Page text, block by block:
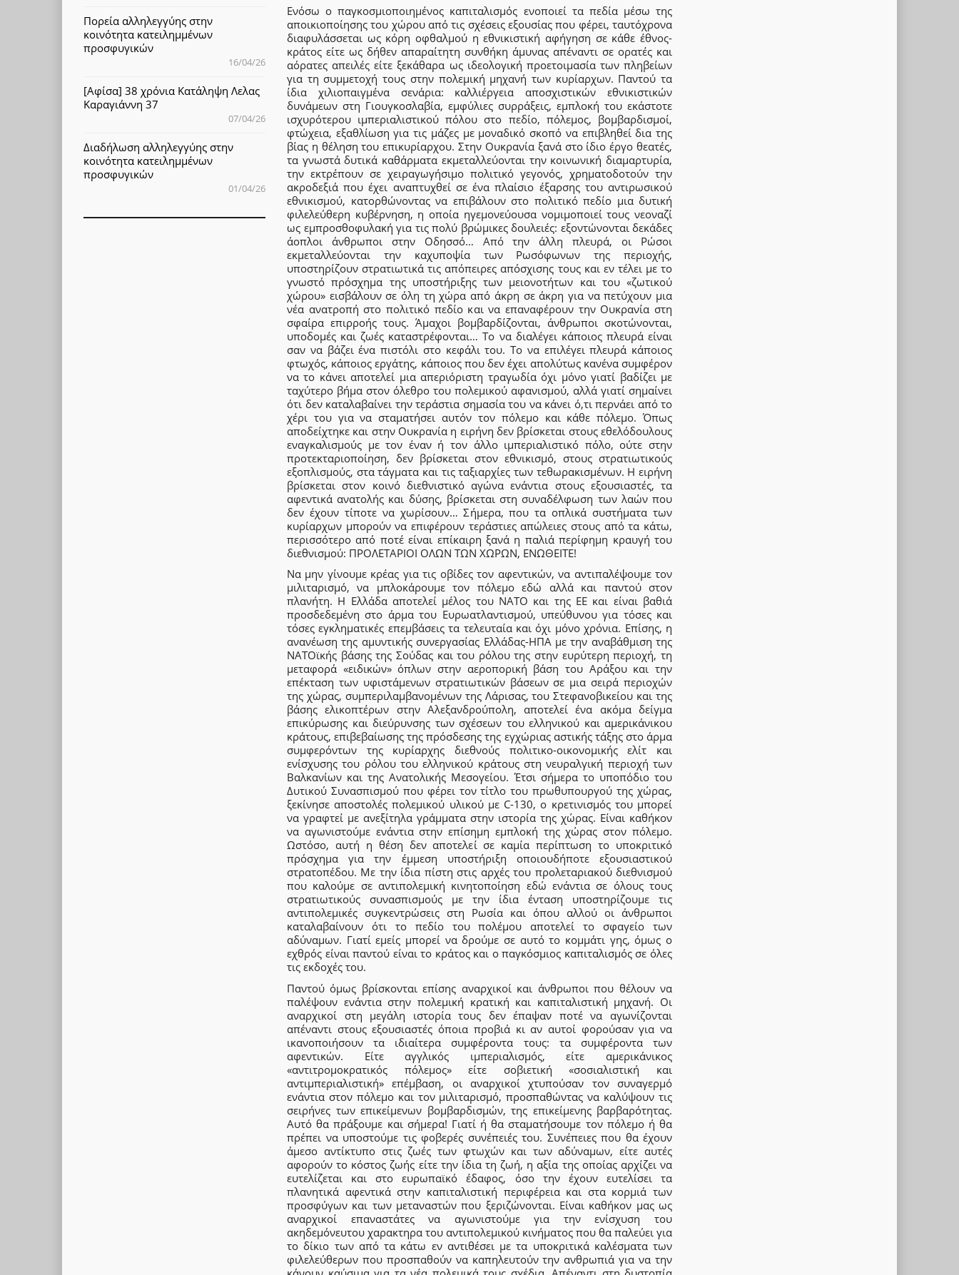
Ενόσω ο παγκοσμιοποιημένος καπιταλισμός ενοποιεί τα πεδία μέσω της
αποικιοποίησης του χώρου από τις σχέσεις εξουσίας που φέρει, ταυτόχρονα
διαφυλάσσεται ως κόρη οφθαλμού η εθνικιστική αφήγηση σε κάθε έθνος-
κράτος είτε ως δήθεν απαραίτητη συνθήκη άμυνας απέναντι σε ορατές και
αόρατες απειλές είτε ξεκάθαρα ως ιδεολογική προετοιμασία των πληβείων
για τη συμμετοχή τους στην πολεμική μηχανή των κυρίαρχων. Παντού τα
ίδια χιλιοπαιγμένα σενάρια: καλλιέργεια αποσχιστικών εθνικιστικών
δυνάμεων στη Γιουγκοσλαβία, εμφύλιες συρράξεις, εμπλοκή του εκάστοτε
ισχυρότερου ιμπεριαλιστικού πόλου στο πεδίο, πόλεμος, βομβαρδισμοί,
φτώχεια, εξαθλίωση για τις μάζες με μοναδικό σκοπό να επιβληθεί δια της
βίας η θέληση του επικυρίαρχου. Στην Ουκρανία ξανά στο ίδιο έργο θεατές,
τα γνωστά δυτικά καθάρματα εκμεταλλεύονται την κοινωνική διαμαρτυρία,
την εκτρέπουν σε χειραγωγήσιμο πολιτικό γεγονός, χρηματοδοτούν την
ακροδεξιά που έχει αναπτυχθεί σε ένα πλαίσιο έξαρσης του αντιρωσικού
εθνικισμού, κατορθώνοντας να επιβάλουν στο πολιτικό πεδίο μια δυτική
φιλελεύθερη κυβέρνηση, η οποία ηγεμονεύουσα νομιμοποιεί τους νεοναζί
ως εμπροσθοφυλακή για τις πολύ βρώμικες δουλειές: εξοντώνονται δεκάδες
άοπλοι άνθρωποι στην Οδησσό… Από την άλλη πλευρά, οι Ρώσοι
εκμεταλλεύονται την καχυποψία των Ρωσόφωνων της περιοχής,
υποστηρίζουν στρατιωτικά τις απόπειρες απόσχισης τους και εν τέλει με το
γνωστό πρόσχημα της υποστήριξης των μειονοτήτων και του «ζωτικού
χώρου» εισβάλουν σε όλη τη χώρα από άκρη σε άκρη για να πετύχουν μια
νέα ανατροπή στο πολιτικό πεδίο και να επαναφέρουν την Ουκρανία στη
σφαίρα επιρροής τους. Άμαχοι βομβαρδίζονται, άνθρωποι σκοτώνονται,
υποδομές και ζωές καταστρέφονται… Το να διαλέγει κάποιος πλευρά είναι
σαν να βάζει ένα πιστόλι στο κεφάλι του. Το να επιλέγει πλευρά κάποιος
φτωχός, κάποιος εργάτης, κάποιος που δεν έχει απολύτως κανένα συμφέρον
να το κάνει αποτελεί μια απεριόριστη τραγωδία όχι μόνο γιατί βαδίζει με
ταχύτερο βήμα στον όλεθρο του πολεμικού αφανισμού, αλλά γιατί σημαίνει
ότι δεν καταλαβαίνει την τεράστια σημασία του να κάνει ό,τι περνάει από το
χέρι του για να σταματήσει αυτόν τον πόλεμο και κάθε πόλεμο. Όπως
αποδείχτηκε και στην Ουκρανία η ειρήνη δεν βρίσκεται στους εθελόδουλους
εναγκαλισμούς με τον έναν ή τον άλλο ιμπεριαλιστικό πόλο, ούτε στην
προτεκταριοποίηση, δεν βρίσκεται στον εθνικισμό, στους στρατιωτικούς
εξοπλισμούς, στα τάγματα και τις ταξιαρχίες των τεθωρακισμένων. Η ειρήνη
βρίσκεται στον κοινό διεθνιστικό αγώνα ενάντια στους εξουσιαστές, τα
αφεντικά ανατολής και δύσης, βρίσκεται στη συναδέλφωση των λαών που
δεν έχουν τίποτε να χωρίσουν… Σήμερα, που τα οπλικά συστήματα των
κυρίαρχων μπορούν να επιφέρουν τεράστιες απώλειες στους από τα κάτω,
περισσότερο από ποτέ είναι επίκαιρη ξανά η παλιά περίφημη κραυγή του
διεθνισμού: ΠΡΟΛΕΤΑΡΙΟΙ ΟΛΩΝ ΤΩΝ ΧΩΡΩΝ, ΕΝΩΘΕΙΤΕ!
Να μην γίνουμε κρέας για τις οβίδες τον αφεντικών, να αντιπαλέψουμε τον
μιλιταρισμό, να μπλοκάρουμε τον πόλεμο εδώ αλλά και παντού στον
πλανήτη. Η Ελλάδα αποτελεί μέλος του ΝΑΤΟ και της ΕΕ και είναι βαθιά
προσδεδεμένη στο άρμα του Ευρωατλαντισμού, υπεύθυνου για τόσες και
τόσες εγκληματικές επεμβάσεις τα τελευταία και όχι μόνο χρόνια. Επίσης, η
ανανέωση της αμυντικής συνεργασίας Ελλάδας-ΗΠΑ με την αναβάθμιση της
ΝΑΤΟϊκής βάσης της Σούδας και του ρόλου της στην ευρύτερη περιοχή, τη
μεταφορά «ειδικών» όπλων στην αεροπορική βάση του Αράξου και την
επέκταση των υφιστάμενων στρατιωτικών βάσεων σε μια σειρά περιοχών
της χώρας, συμπεριλαμβανομένων της Λάρισας, του Στεφανοβικείου και της
βάσης ελικοπτέρων στην Αλεξανδρούπολη, αποτελεί ένα ακόμα δείγμα
επικύρωσης και διεύρυνσης των σχέσεων του ελληνικού και αμερικάνικου
κράτους, επιβεβαίωσης της πρόσδεσης της εγχώριας αστικής τάξης στο άρμα
συμφερόντων της κυρίαρχης διεθνούς πολιτικο-οικονομικής ελίτ και
ενίσχυσης του ρόλου του ελληνικού κράτους στη νευραλγική περιοχή των
Βαλκανίων και της Ανατολικής Μεσογείου. Έτσι σήμερα το υποπόδιο του
Δυτικού Συνασπισμού που φέρει τον τίτλο του πρωθυπουργού της χώρας,
ξεκίνησε αποστολές πολεμικού υλικού με C-130, ο κρετινισμός του μπορεί
να γραφτεί με ανεξίτηλα γράμματα στην ιστορία της χώρας. Είναι καθήκον
να αγωνιστούμε ενάντια στην επίσημη εμπλοκή της χώρας στον πόλεμο.
Ωστόσο, αυτή η θέση δεν αποτελεί σε καμία περίπτωση το υποκριτικό
πρόσχημα για την έμμεση υποστήριξη οποιουδήποτε εξουσιαστικού
στρατοπέδου. Με την ίδια πίστη στις αρχές του προλεταριακού διεθνισμού
που καλούμε σε αντιπολεμική κινητοποίηση εδώ ενάντια σε όλους τους
στρατιωτικούς συνασπισμούς με την ίδια ένταση υποστηρίζουμε τις
αντιπολεμικές συγκεντρώσεις στη Ρωσία και όπου αλλού οι άνθρωποι
καταλαβαίνουν ότι το πεδίο του πολέμου αποτελεί το σφαγείο των
αδύναμων. Γιατί εμείς μπορεί να δρούμε σε αυτό το κομμάτι γης, όμως ο
εχθρός είναι παντού είναι το κράτος και ο παγκόσμιος καπιταλισμός σε όλες
τις εκδοχές του.
Παντού όμως βρίσκονται επίσης αναρχικοί και άνθρωποι που θέλουν να
παλέψουν ενάντια στην πολεμική κρατική και καπιταλιστική μηχανή. Οι
αναρχικοί στη μεγάλη ιστορία τους δεν έπαψαν ποτέ να αγωνίζονται
απέναντι στους εξουσιαστές όποια προβιά κι αν αυτοί φορούσαν για να
ικανοποιήσουν τα ιδιαίτερα συμφέροντα τους: τα συμφέροντα των
αφεντικών. Είτε αγγλικός ιμπεριαλισμός, είτε αμερικάνικος
«αντιτρομοκρατικός πόλεμος» είτε σοβιετική «σοσιαλιστική και
αντιμπεριαλιστική» επέμβαση, οι αναρχικοί χτυπούσαν τον συναγερμό
ενάντια στον πόλεμο και τον μιλιταρισμό, προσπαθώντας να καλύψουν τις
σειρήνες των επικείμενων βομβαρδισμών, της επικείμενης βαρβαρότητας.
Αυτό θα πράξουμε και σήμερα! Γιατί ή θα σταματήσουμε τον πόλεμο ή θα
πρέπει να υποστούμε τις φοβερές συνέπειές του. Συνέπειες που θα έχουν
άμεσο αντίκτυπο στις ζωές των φτωχών και των αδύναμων, είτε αυτές
αφορούν το κόστος ζωής είτε την ίδια τη ζωή, η αξία της οποίας αρχίζει να
ευτελίζεται και στο ευρωπαϊκό έδαφος, όσο την έχουν ευτελίσει τα
πλανητικά αφεντικά στην καπιταλιστική περιφέρεια και στα κορμιά των
προσφύγων και των μεταναστών που ξεριζώνονται. Είναι καθήκον μας ως
αναρχικοί επαναστάτες να αγωνιστούμε για την ενίσχυση του
ακηδεμόνευτου χαρακτηρα του αντιπολεμικού κινήματος που θα παλεύει για
το δίκιο των από τα κάτω εν αντιθέσει με τα υποκριτικά καλέσματα των
φιλελεύθερων που προσπαθούν να καπηλευτούν την ανθρωπιά για να την
Πορεία αλληλεγγύης στην
κοινότητα κατειλημμένων
προσφυγικών
16/04/26
[Αφίσα] 38 χρόνια Κατάληψη Λελας
Καραγιάννη 37
07/04/26
Διαδήλωση αλληλεγγύης στην
κοινότητα κατειλημμένων
προσφυγικών
01/04/26